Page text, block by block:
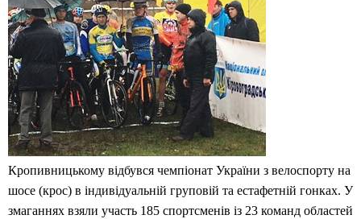
Кропивницькому відбувся чемпіонат України з велоспорту на
шосе (крос) в індивідуальній груповій та естафетній гонках. У
змаганнях взяли участь 185 спортсменів із 23 команд областей